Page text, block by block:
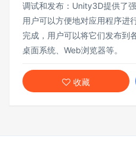
调试和发布：Unity3D提供了
用户可以方便地对应用程序进
完成，用户可以将它们发布到
桌面系统、Web浏览器等。
收藏